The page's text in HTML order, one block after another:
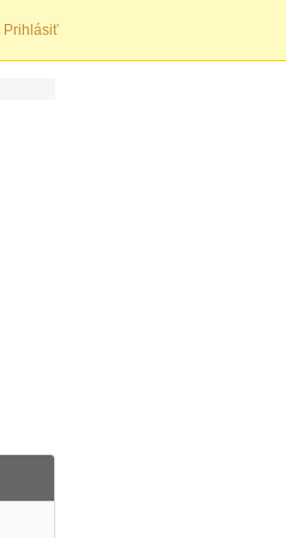
Prihlásiť